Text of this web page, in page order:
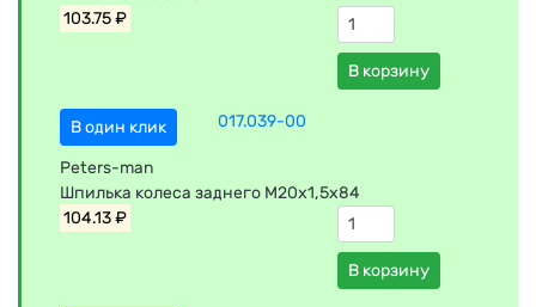
103.75 ₽
В корзину
В один клик 017.039-00
Peters-man
Шпилька колеса заднего M20x1,5х84
104.13 ₽
В корзину